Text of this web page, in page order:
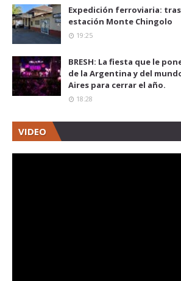
Expedición ferroviaria:
estación Monte Chingolo
19:25
BRESH: La fiesta que le
de la Argentina y del
Aires para cerrar el año.
18:28
VIDEO